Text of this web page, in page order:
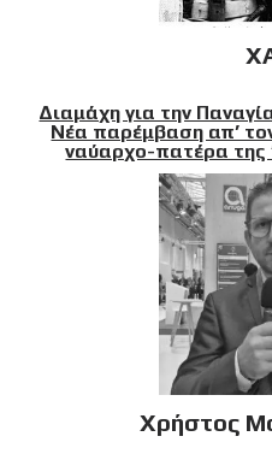
Διαμάχη για την
Νέα παρέμβαση απ’
ναύαρχο-πατέρα της
Χρήστος